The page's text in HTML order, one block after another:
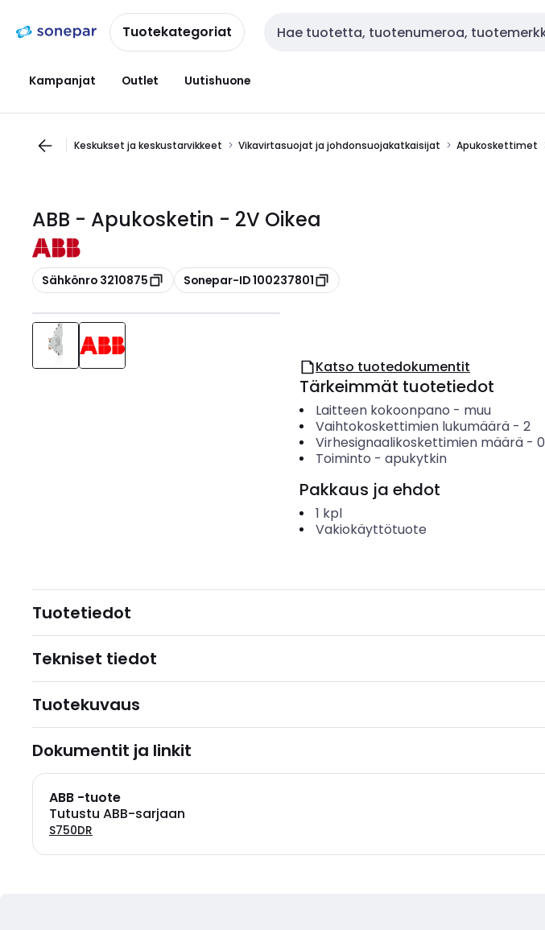
navigointiinsisältöönTuotekategoriat Haku
Kampanjat Outlet Uutishuone
Keskukset ja keskustarvikkeet Vikavirtasuojat ja johdonsuojakatkaisijat Apukoskettimet
ABB - Apukosketin - 2V Oikea
Kopioi
Sähkönro 3210875 Kopioi
Sonepar-ID 100237801
Katso tuotedokumentit
Tärkeimmät tuotetiedot
Laitteen kokoonpano - muu
Vaihtokoskettimien lukumäärä- 2
Virhesignaalikoskettimien määrä- 0
Toiminto - apukytkin
Pakkaus ja ehdot
1 kpl
Vakiokäyttötuote
Tuotetiedot
Tekniset tiedot
Tuotekuvaus
Dokumentit ja linkit
ABB -tuote
Tutustu ABB-sarjaan
S750DR